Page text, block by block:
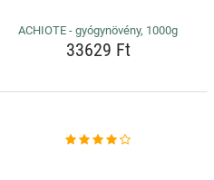
ACHIOTE - gyógynövény, 1000g
33629 Ft